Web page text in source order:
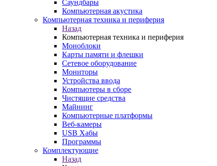
Саундбары
Компьютерная акустика
Компьютерная техника и периферия
Назад
Компьютерная техника и периферия
Моноблоки
Карты памяти и флешки
Сетевое оборудование
Мониторы
Устройства ввода
Компьютеры в сборе
Чистящие средства
Майнинг
Компьютерные платформы
Веб-камеры
USB Хабы
Программы
Комплектующие
Назад